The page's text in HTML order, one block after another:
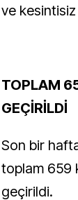
ve
TOPLAM
GEÇİRİLDİ
Son bir
toplam 659
geçirildi.